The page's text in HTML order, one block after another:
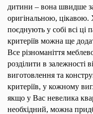
дитини – вона швидше
оригінальною, цікавою.
поєднують у собі всі ці
критеріїв можна ще
Все різноманіття
розділити в залежності
виготовлення та
критеріїв, у кожному
якщо у Вас невелика
необхідний, можна